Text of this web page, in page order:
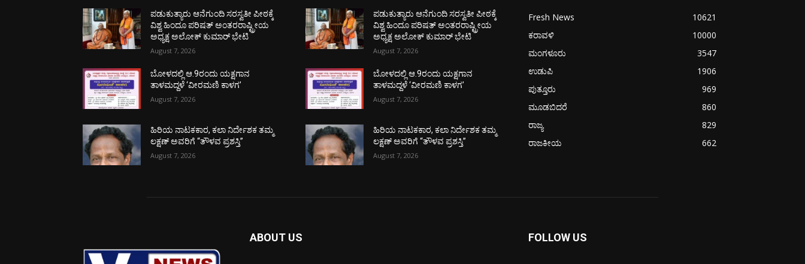
ಪಡುಕುತ್ಯಾರು ಆನೆಗುಂದಿ ಸರಸ್ವತೀ ಪೀಠಕ್ಕೆ
ವಿಶ್ವ ಹಿಂದೂ ಪರಿಷತ್ ಅಂತರರಾಷ್ಟ್ರೀಯ
ಅಧ್ಯಕ್ಷ ಅಲೋಕ್ ಕುಮಾರ್ ಭೇಟಿ
August 7, 2026
ಬೋಳದಲ್ಲಿ ಆ.9ರಂದು ಯಕ್ಷಗಾನ
ತಾಳಮದ್ದಳೆ ‘ವೀರಮಣಿ ಕಾಳಗ’
August 7, 2026
ಹಿರಿಯ ನಾಟಕಕಾರ, ಕಲಾ ನಿರ್ದೇಶಕ ತಮ್ಮ
ಲಕ್ಷಣ್ ಅವರಿಗೆ “ತೌಳವ ಪ್ರಶಸ್ತಿ”
August 7, 2026
ಪಡುಕುತ್ಯಾರು ಆನೆಗುಂದಿ ಸರಸ್ವತೀ ಪೀಠಕ್ಕೆ
ವಿಶ್ವ ಹಿಂದೂ ಪರಿಷತ್ ಅಂತರರಾಷ್ಟ್ರೀಯ
ಅಧ್ಯಕ್ಷ ಅಲೋಕ್ ಕುಮಾರ್ ಭೇಟಿ
August 7, 2026
ಬೋಳದಲ್ಲಿ ಆ.9ರಂದು ಯಕ್ಷಗಾನ
ತಾಳಮದ್ದಳೆ ‘ವೀರಮಣಿ ಕಾಳಗ’
August 7, 2026
ಹಿರಿಯ ನಾಟಕಕಾರ, ಕಲಾ ನಿರ್ದೇಶಕ ತಮ್ಮ
ಲಕ್ಷಣ್ ಅವರಿಗೆ “ತೌಳವ ಪ್ರಶಸ್ತಿ”
August 7, 2026
Fresh News
10621
ಕರಾವಳಿ
10000
ಮಂಗಳೂರು
3547
ಉಡುಪಿ
1906
ಪುತ್ತೂರು
969
ಮೂಡಬಿದರೆ
860
ರಾಜ್ಯ
829
ರಾಜಕೀಯ
662
ABOUT US FOLLOW US